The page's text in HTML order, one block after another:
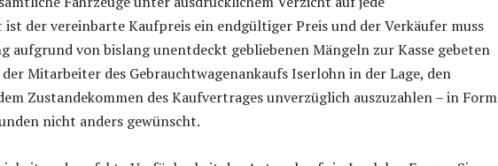
ist der vereinbarte Kaufpreis ein endgültiger Preis und der Verkäufer muss
aufgrund von bislang unentdeckt gebliebenen Mängeln zur Kasse gebeten
Mitarbeiter des Gebrauchtwagenankaufs Iserlohn in der Lage, den
Zustandekommen des Kaufvertrages unverzüglich auszuzahlen – in Form
nicht anders gewünscht.